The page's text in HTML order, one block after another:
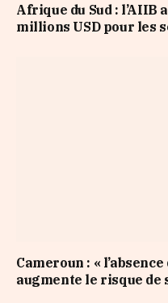
Afrique du Sud : l’AIIB
millions USD pour les
Cameroun : «
augmente le risque de